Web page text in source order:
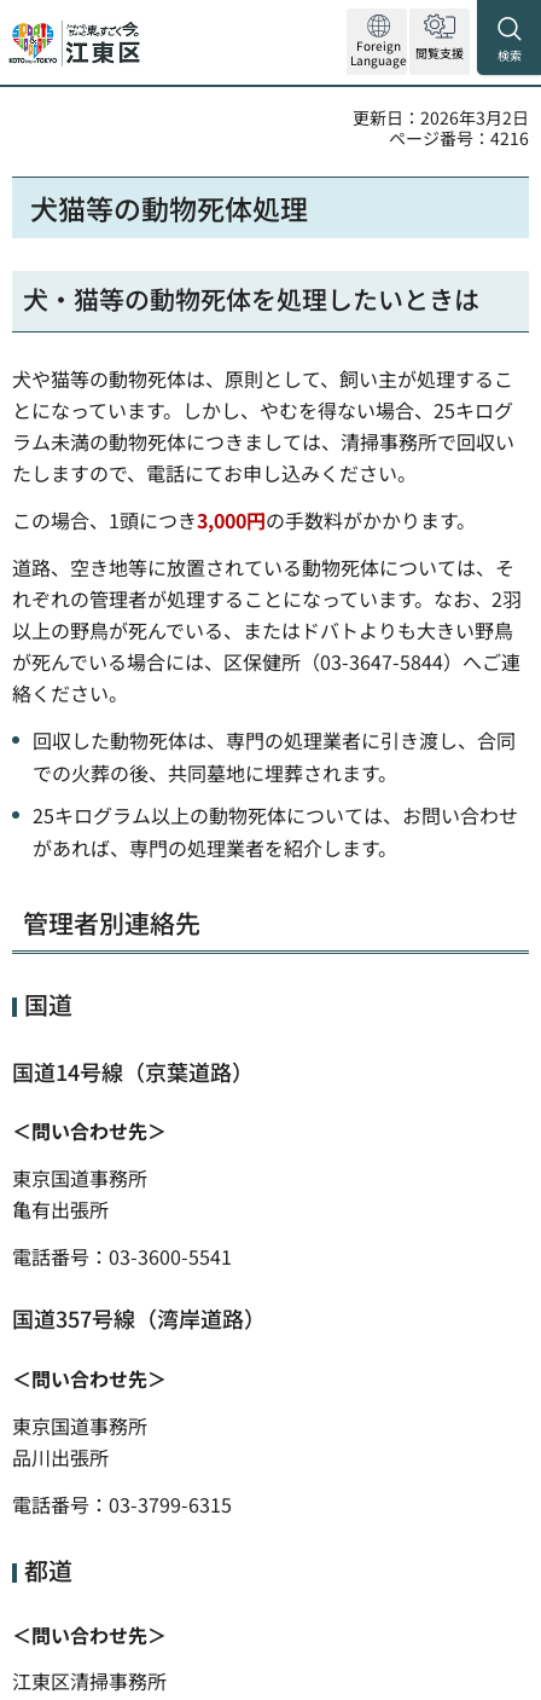
Foreign
Language 閲覧支援 検索
更新日：2026年3月2日
ページ番号：4216
犬猫等の動物死体処理
犬・猫等の動物死体を処理したいときは
犬や猫等の動物死体は、原則として、飼い主が処理するこ
とになっています。しかし、やむを得ない場合、25キログ
ラム未満の動物死体につきましては、清掃事務所で回収い
たしますので、電話にてお申し込みください。
この場合、1頭につき3,000円の手数料がかかります。
道路、空き地等に放置されている動物死体については、そ
れぞれの管理者が処理することになっています。なお、2羽
以上の野鳥が死んでいる、またはドバトよりも大きい野鳥
が死んでいる場合には、区保健所（03-3647-5844）へご連
絡ください。
回収した動物死体は、専門の処理業者に引き渡し、合同
での火葬の後、共同墓地に埋葬されます。
25キログラム以上の動物死体については、お問い合わせ
があれば、専門の処理業者を紹介します。
管理者別連絡先
国道
国道14号線（京葉道路）
＜問い合わせ先＞
東京国道事務所
亀有出張所
電話番号：03-3600-5541
国道357号線（湾岸道路）
＜問い合わせ先＞
東京国道事務所
品川出張所
電話番号：03-3799-6315
都道
＜問い合わせ先＞
江東区清掃事務所